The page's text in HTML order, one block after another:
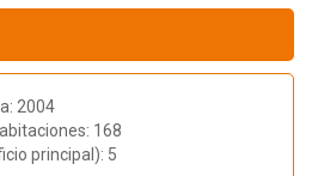
2004
168
principal): 5